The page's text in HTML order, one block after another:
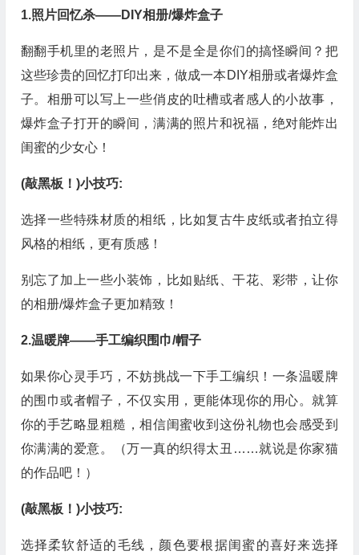
1.照片回忆杀——DIY相册/爆炸盒子
翻翻手机里的老照片，是不是全是你们的搞怪瞬间？把
这些珍贵的回忆打印出来，做成一本DIY相册或者爆炸盒
子。相册可以写上一些俏皮的吐槽或者感人的小故事，
爆炸盒子打开的瞬间，满满的照片和祝福，绝对能炸出
闺蜜的少女心！
(敲黑板！)小技巧:
选择一些特殊材质的相纸，比如复古牛皮纸或者拍立得
风格的相纸，更有质感！
别忘了加上一些小装饰，比如贴纸、干花、彩带，让你
的相册/爆炸盒子更加精致！
2.温暖牌——手工编织围巾/帽子
如果你心灵手巧，不妨挑战一下手工编织！一条温暖牌
的围巾或者帽子，不仅实用，更能体现你的用心。就算
你的手艺略显粗糙，相信闺蜜收到这份礼物也会感受到
你满满的爱意。（万一真的织得太丑……就说是你家猫
的作品吧！）
(敲黑板！)小技巧:
选择柔软舒适的毛线，颜色要根据闺蜜的喜好来选择